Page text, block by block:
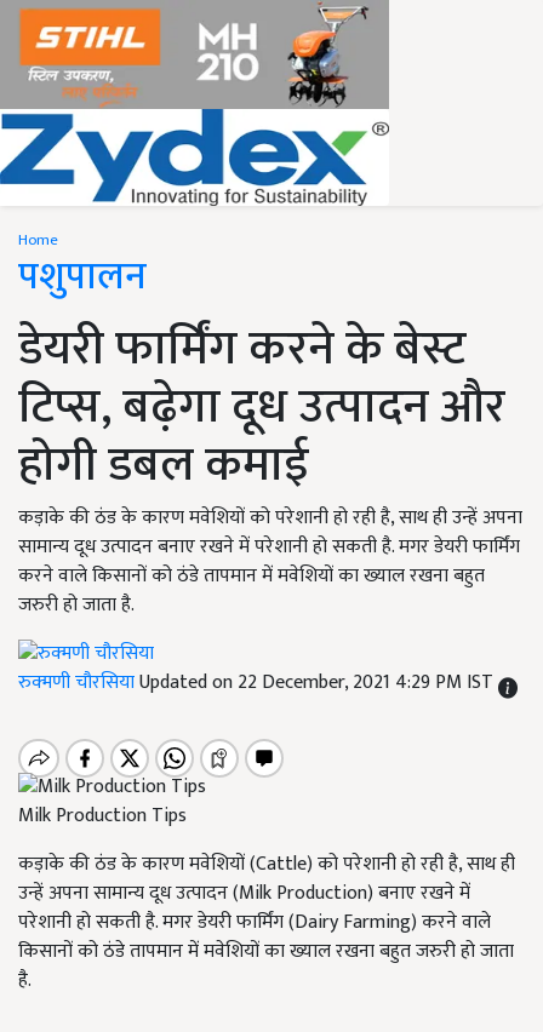
Home
पशुपालन
डेयरी फार्मिंग करने के बेस्ट
टिप्स, बढ़ेगा दूध उत्पादन और
होगी डबल कमाई
कड़ाके की ठंड के कारण मवेशियों को परेशानी हो रही है, साथ ही उन्हें अपना
सामान्य दूध उत्पादन बनाए रखने में परेशानी हो सकती है. मगर डेयरी फार्मिंग
करने वाले किसानों को ठंडे तापमान में मवेशियों का ख्याल रखना बहुत
जरुरी हो जाता है.
रुक्मणी चौरसियाUpdated on 22 December, 2021 4:29 PM IST
Milk Production Tips
कड़ाके की ठंड के कारण मवेशियों (Cattle) को परेशानी हो रही है, साथ ही
उन्हें अपना सामान्य दूध उत्पादन (Milk Production) बनाए रखने में
परेशानी हो सकती है. मगर डेयरी फार्मिंग (Dairy Farming) करने वाले
किसानों को ठंडे तापमान में मवेशियों का ख्याल रखना बहुत जरुरी हो जाता
है.